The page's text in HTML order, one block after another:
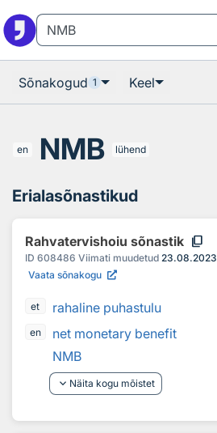
Sõnakogud 1 Keel
en NMB lühend
Erialasõnastikud
Rahvatervishoiu sõnastik content_copy
ID 608486 Viimati muudetud 23.08.2023
Vaata sõnakogu
et rahaline puhastulu
en
net monetary benefit
NMB
keyboard_arrow_down Näita kogu mõistet